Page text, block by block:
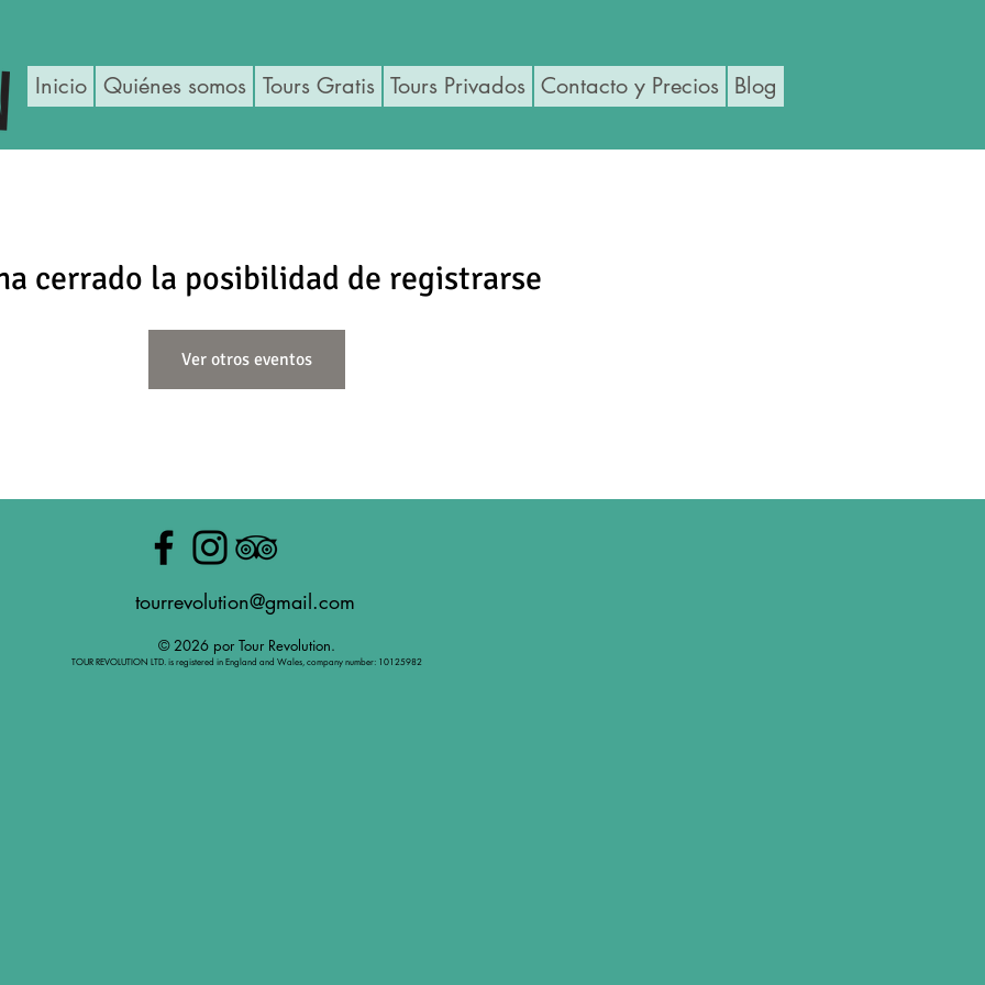
Inicio Quiénes somos Tours Gratis Tours Privados Contacto y Precios Blog
cerrado la posibilidad de registrarse
Ver otros eventos
tourrevolution@gmail.com
© 2026 por Tour Revolution.
TOUR REVOLUTION LTD. is registered in England and Wales, company number: 10125982